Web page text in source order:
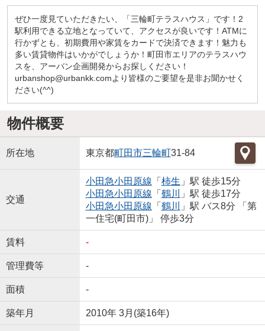
ぜひ一度見ていただきたい、「三輪町テラスハウス」です！2
駅利用できる立地となっていて、アクセスが良いです！ATMに
行かずとも、初期費用や家賃をカードで決済できます！魅力も
多い賃貸物件はいかがでしょうか！町田市エリアのテラスハウ
スを、アーバン企画開発からお探しください！
urbanshop@urbankk.comより皆様のご要望を是非お聞かせく
ださい(^^)
物件概要
所在地 東京都町田市三輪町 31-84
交通
小田急小田原線 「 柿生 」駅 徒歩15分
小田急小田原線 「 鶴川
」駅 徒歩17分
小田急小田原線 「 鶴川
」駅 バス8分 「第
一住宅(町田市)」 停歩3分
賃料 -
管理費等 -
面積 -
築年月 2010年 3月(築16年)